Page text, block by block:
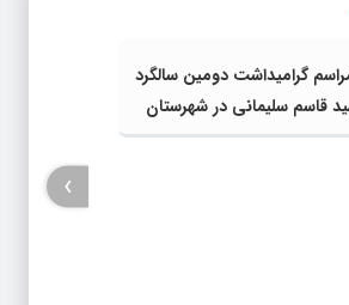
گرامیداشت دومین سالگرد
قاسم سلیمانی در شهرستان
دوربین”
›